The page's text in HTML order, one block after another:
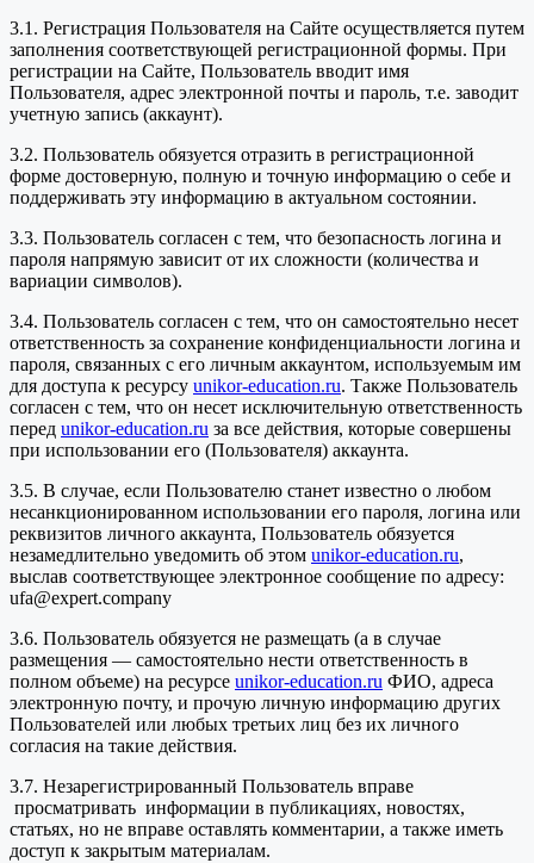
3.1. Регистрация Пользователя на Сайте осуществляется путем
заполнения соответствующей регистрационной формы. При
регистрации на Сайте, Пользователь вводит имя
Пользователя, адрес электронной почты и пароль, т.е. заводит
учетную запись (аккаунт).
3.2. Пользователь обязуется отразить в регистрационной
форме достоверную, полную и точную информацию о себе и
поддерживать эту информацию в актуальном состоянии.
3.3. Пользователь согласен с тем, что безопасность логина и
пароля напрямую зависит от их сложности (количества и
вариации символов).
3.4. Пользователь согласен с тем, что он самостоятельно несет
ответственность за сохранение конфиденциальности логина и
пароля, связанных с его личным аккаунтом, используемым им
для доступа к ресурсу unikor-education.ru. Также Пользователь
согласен с тем, что он несет исключительную ответственность
перед unikor-education.ru за все действия, которые совершены
при использовании его (Пользователя) аккаунта.
3.5. В случае, если Пользователю станет известно о любом
несанкционированном использовании его пароля, логина или
реквизитов личного аккаунта, Пользователь обязуется
незамедлительно уведомить об этом unikor-education.ru,
выслав соответствующее электронное сообщение по адресу:
ufa@expert.company
3.6. Пользователь обязуется не размещать (а в случае
размещения — самостоятельно нести ответственность в
полном объеме) на ресурсе unikor-education.ru ФИО, адреса
электронную почту, и прочую личную информацию других
Пользователей или любых третьих лиц без их личного
согласия на такие действия.
3.7. Незарегистрированный Пользователь вправе
просматривать информации в публикациях, новостях,
статьях, но не вправе оставлять комментарии, а также иметь
доступ к закрытым материалам.